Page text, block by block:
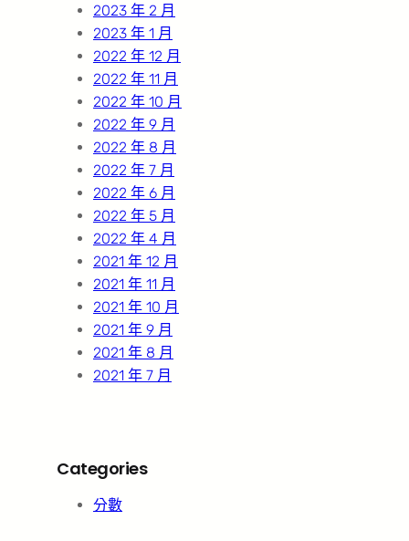
2023 年 2 月
2023 年 1 月
2022 年 12 月
2022 年 11 月
2022 年 10 月
2022 年 9 月
2022 年 8 月
2022 年 7 月
2022 年 6 月
2022 年 5 月
2022 年 4 月
2021 年 12 月
2021 年 11 月
2021 年 10 月
2021 年 9 月
2021 年 8 月
2021 年 7 月
Categories
分數